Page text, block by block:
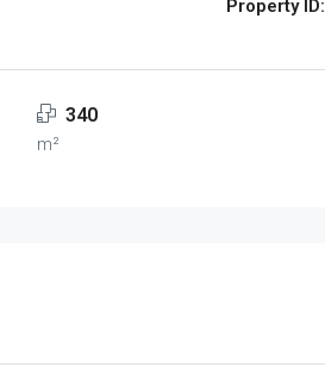
Property ID:
340
m²